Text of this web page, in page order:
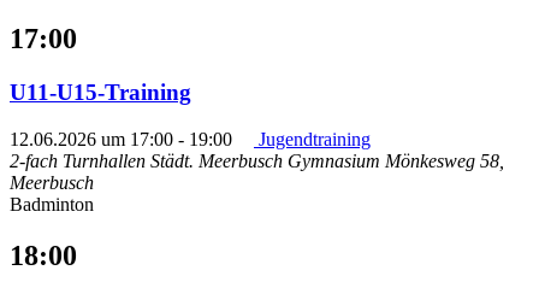
17:00
U11-U15-Training
12.06.2026 um 17:00 - 19:00
Jugendtraining
2-fach Turnhallen Städt. Meerbusch Gymnasium Mönkesweg 58,
Meerbusch
Badminton
18:00